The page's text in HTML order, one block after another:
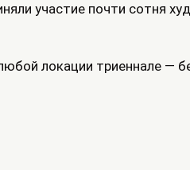
участие почти сотня
локации триеннале —